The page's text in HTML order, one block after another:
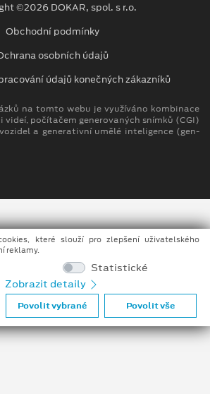
©2026 DOKAR, spol. s r.o.
Obchodní podmínky
osobních údajů
údajů konečných zákazníků
na tomto webu je využíváno kombinace
počítačem generovaných snímků (CGI)
a generativní umělé inteligence (gen-
které slouží pro zlepšení uživatelského
reklamy.
Statistické
Zobrazit detaily
Povolit vybrané Povolit vše